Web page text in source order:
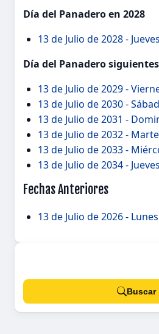
Día del Panadero en 2028
13 de Julio de 2028 -
Día del Panadero
13 de Julio de 2029 -
13 de Julio de 2030 -
13 de Julio de 2031 -
13 de Julio de 2032 -
13 de Julio de 2033 -
13 de Julio de 2034 -
Fechas Anteriores
13 de Julio de 2026 - Lunes
Buscar